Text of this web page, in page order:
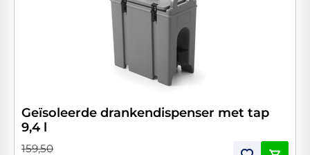
Geïsoleerde drankendispenser met tap
9,4 l
159,50